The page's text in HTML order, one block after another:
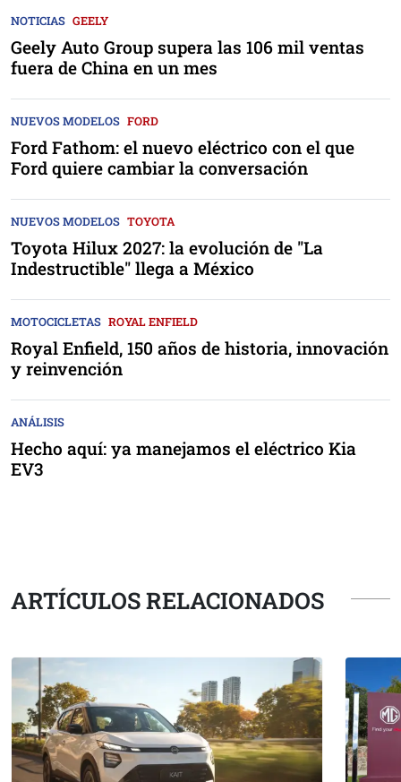
NOTICIAS GEELY
Geely Auto Group supera las 106 mil ventas
fuera de China en un mes
NUEVOS MODELOS FORD
Ford Fathom: el nuevo eléctrico con el que
Ford quiere cambiar la conversación
NUEVOS MODELOS TOYOTA
Toyota Hilux 2027: la evolución de "La
Indestructible" llega a México
MOTOCICLETAS ROYAL ENFIELD
Royal Enfield, 150 años de historia, innovación
y reinvención
ANÁLISIS
Hecho aquí: ya manejamos el eléctrico Kia
EV3
ARTÍCULOS RELACIONADOS